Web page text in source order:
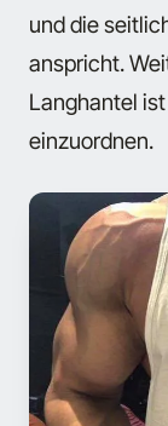
und die
anspricht.
Langhantel
einzuordnen.